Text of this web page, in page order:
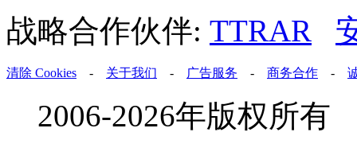
战略合作伙伴: TTRAR
清除 Cookies - 关于我们 - 广告服务 - 商务合作 -
2006-2026年版权所有